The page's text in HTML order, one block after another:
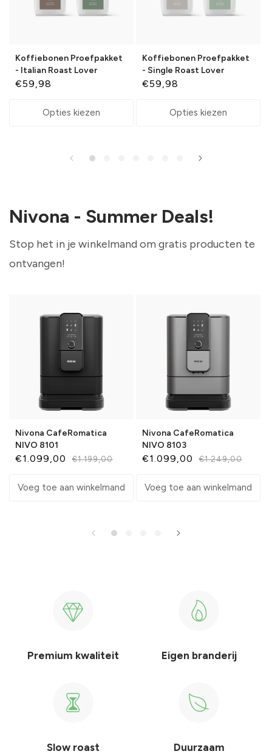
Koffiebonen Proefpakket
- Italian Roast Lover
Normale
€59,98
Opties kiezen
Koffiebonen Proefpakket
- Single Roast Lover
Normale
€59,98
Opties kiezen
Nivona - Summer Deals!
Stop het in je winkelmand om gratis producten te
ontvangen!
Nivona CafeRomatica
NIVO 8101
Aanbiedingsprijs
€1.099,00
Normale
€1.199,00
Voeg toe aan winkelmand
Nivona CafeRomatica
NIVO 8103
Aanbiedingsprijs
€1.099,00
Normale
€1.249,00
Voeg toe aan winkelmand
Premium kwaliteit Eigen branderij
Slow roast Duurzaam